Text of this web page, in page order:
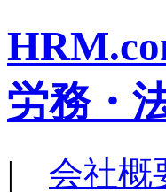
労務・
| 会社概